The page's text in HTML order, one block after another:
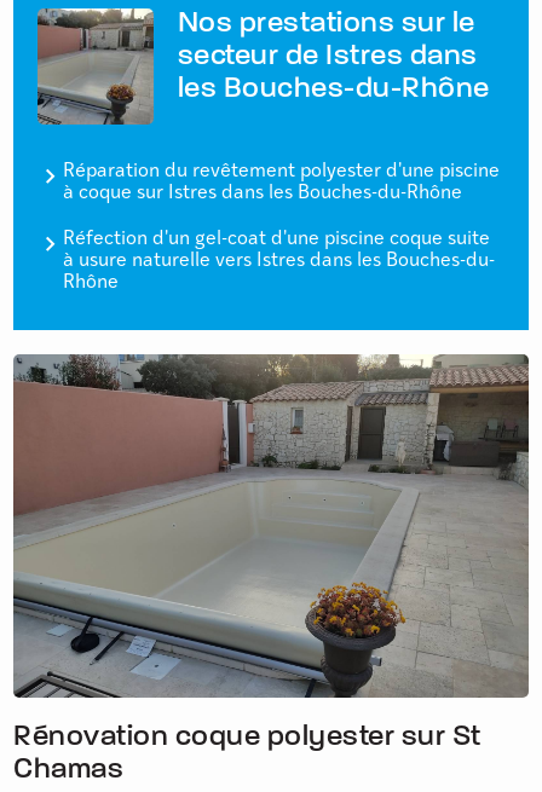
Nos prestations sur le
secteur de Istres dans
les Bouches-du-Rhône
Réparation du revêtement polyester d'une piscine
à coque sur Istres dans les Bouches-du-Rhône
Réfection d'un gel-coat d'une piscine coque suite
à usure naturelle vers Istres dans les Bouches-du-
Rhône
Rénovation coque polyester sur St
Chamas